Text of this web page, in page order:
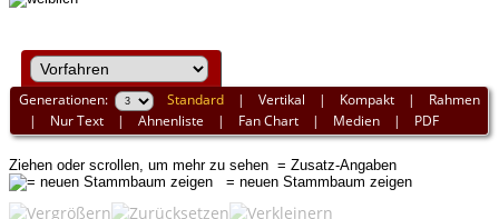
Generationen: Standard |Vertikal | Kompakt | Rahmen
| Nur Text |Ahnenliste | Fan Chart | Medien | PDF
Ziehen oder scrollen, um mehr zu sehen = Zusatz-Angaben
= neuen Stammbaum zeigen